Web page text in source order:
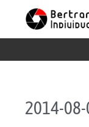
Skip to content
2014-08-